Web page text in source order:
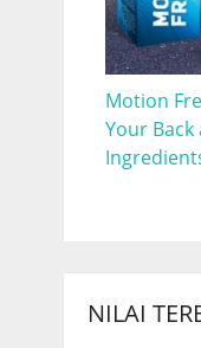
Motion
Your Back
NILAI